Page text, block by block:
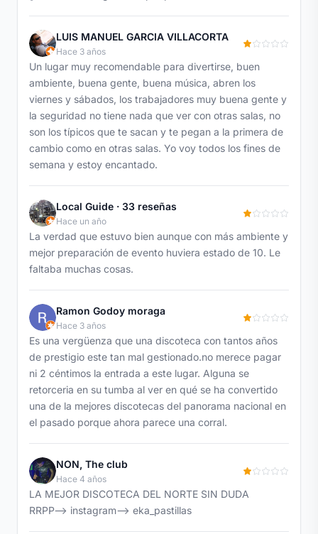
LUIS MANUEL GARCIA VILLACORTA
Hace 3 años
Un lugar muy recomendable para divertirse, buen
ambiente, buena gente, buena música, abren los
viernes y sábados, los trabajadores muy buena gente y
la seguridad no tiene nada que ver con otras salas, no
son los típicos que te sacan y te pegan a la primera de
cambio como en otras salas. Yo voy todos los fines de
semana y estoy encantado.
Local Guide · 33 reseñas
Hace un año
La verdad que estuvo bien aunque con más ambiente y
mejor preparación de evento huviera estado de 10. Le
faltaba muchas cosas.
Ramon Godoy moraga
Hace 3 años
Es una vergüenza que una discoteca con tantos años
de prestigio este tan mal gestionado.no merece pagar
ni 2 céntimos la entrada a este lugar. Alguna se
retorceria en su tumba al ver en qué se ha convertido
una de la mejores discotecas del panorama nacional en
el pasado porque ahora parece una corral.
NON, The club
Hace 4 años
LA MEJOR DISCOTECA DEL NORTE SIN DUDA
RRPP—> instagram—> eka_pastillas